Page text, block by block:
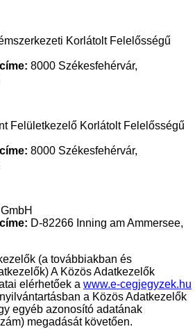
Korlátolt Felelősségű
8000 Székesfehérvár,
Felületkezelő Korlátolt Felelősségű
8000 Székesfehérvár,
D-82266 Inning am Ammersee,
(a továbbiakban és
A Közös Adatkezelők
elérhetőek a www.e-cegjegyzek.hu
a Közös Adatkezelők
egyéb azonosító adatának
megadását követően.